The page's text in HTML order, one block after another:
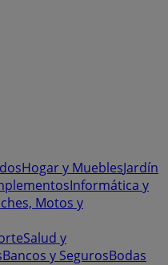
Hogar y MueblesJardín
Informática y
Motos y
Salud y
Bancos y SegurosBodas